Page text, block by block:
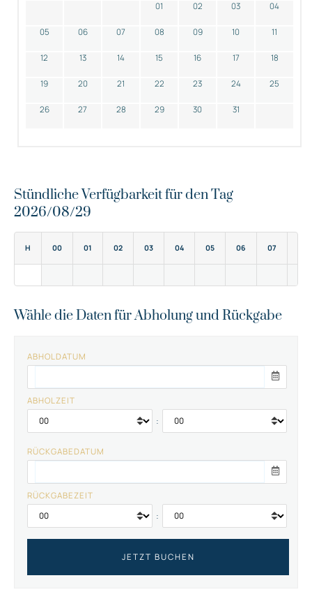
01 02 03 04
05 06 07 08 09 10 11
12 13 14 15 16 17 18
19 20 21 22 23 24 25
26 27 28 29 30 31
Stündliche Verfügbarkeit für den Tag
2026/08/29
H 00 01 02 03 04 05 06 07
Wähle die Daten für Abholung und Rückgabe
ABHOLDATUM
ABHOLZEIT
:
RÜCKGABEDATUM
RÜCKGABEZEIT
: